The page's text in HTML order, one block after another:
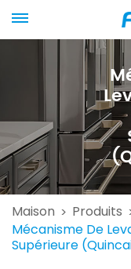
Maison > Produits
Mécanisme De
Supérieure